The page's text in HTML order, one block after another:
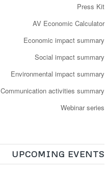
Press Kit
AV Economic Calculator
Economic impact summary
Social impact summary
Environmental impact summary
Communication activities summary
Webinar series
UPCOMING EVENTS